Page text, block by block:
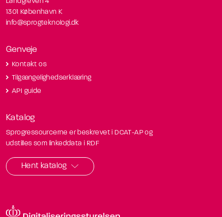
1301 København K
info@sprogteknologi.dk
Genveje
Kontakt os
Tilgængelighedserklæring
API guide
Katalog
Sprogressourcerne er beskrevet i DCAT-AP og
udstilles som linkeddata i RDF
Hent katalog